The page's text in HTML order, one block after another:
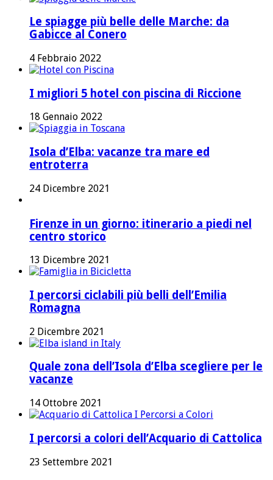
Le spiagge più belle delle Marche: da
Gabicce al Conero
4 Febbraio 2022
I migliori 5 hotel con piscina di Riccione
18 Gennaio 2022
Isola d’Elba: vacanze tra mare ed
entroterra
24 Dicembre 2021
Firenze in un giorno: itinerario a piedi nel
centro storico
13 Dicembre 2021
I percorsi ciclabili più belli dell’Emilia
Romagna
2 Dicembre 2021
Quale zona dell’Isola d’Elba scegliere per le
vacanze
14 Ottobre 2021
I percorsi a colori dell’Acquario di Cattolica
23 Settembre 2021